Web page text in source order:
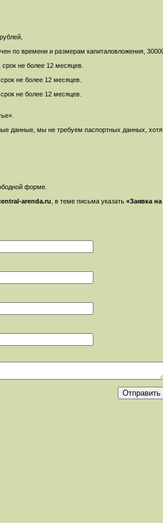
по времени и размерам капиталовложения,
не более 12 месяцев.
не более 12 месяцев.
не более 12 месяцев.
данные, мы не требуем паспортных данных,
форме.
arenda.ru , в теме письма указать «Заявка